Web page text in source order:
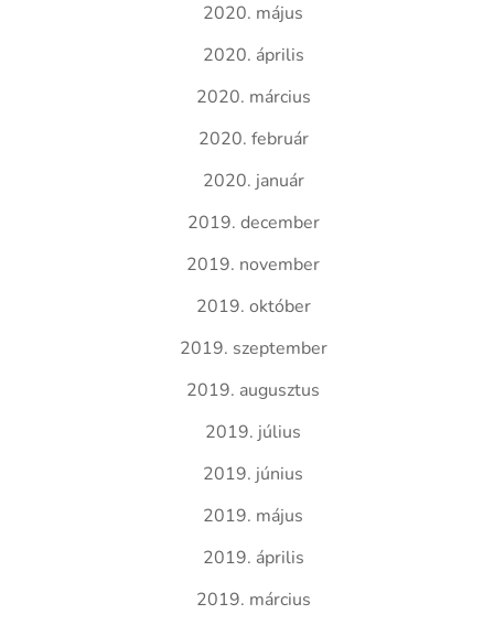
2020. május
2020. április
2020. március
2020. február
2020. január
2019. december
2019. november
2019. október
2019. szeptember
2019. augusztus
2019. július
2019. június
2019. május
2019. április
2019. március